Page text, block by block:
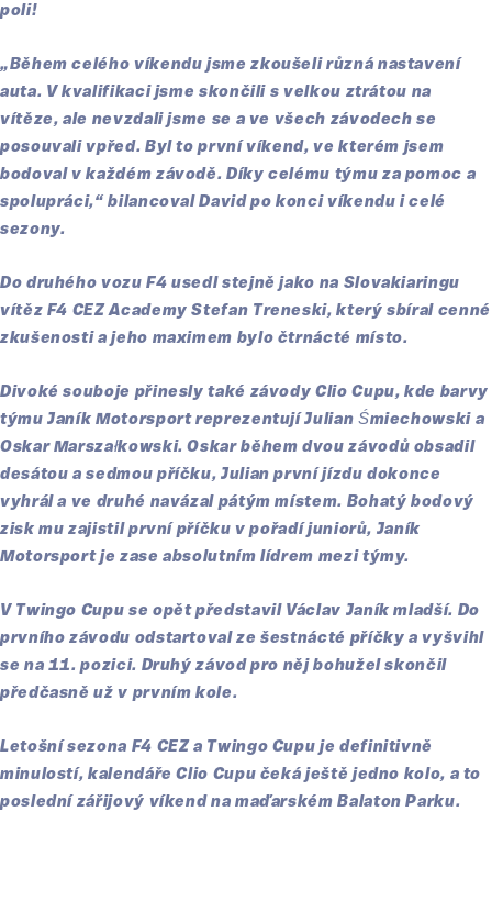
poli!
„Během celého víkendu jsme zkoušeli různá nastavení
auta. V kvalifikaci jsme skončili s velkou ztrátou na
vítěze, ale nevzdali jsme se a ve všech závodech se
posouvali vpřed. Byl to první víkend, ve kterém jsem
bodoval v každém závodě. Díky celému týmu za pomoc a
spolupráci,“ bilancoval David po konci víkendu i celé
sezony.
Do druhého vozu F4 usedl stejně jako na Slovakiaringu
vítěz F4 CEZ Academy Stefan Treneski, který sbíral cenné
zkušenosti a jeho maximem bylo čtrnácté místo.
Divoké souboje přinesly také závody Clio Cupu, kde barvy
týmu Janík Motorsport reprezentují Julian Śmiechowski a
Oskar Marszałkowski. Oskar během dvou závodů obsadil
desátou a sedmou příčku, Julian první jízdu dokonce
vyhrál a ve druhé navázal pátým místem. Bohatý bodový
zisk mu zajistil první příčku v pořadí juniorů, Janík
Motorsport je zase absolutním lídrem mezi týmy.
V Twingo Cupu se opět představil Václav Janík mladší. Do
prvního závodu odstartoval ze šestnácté příčky a vyšvihl
se na 11. pozici. Druhý závod pro něj bohužel skončil
předčasně už v prvním kole.
Letošní sezona F4 CEZ a Twingo Cupu je definitivně
minulostí, kalendáře Clio Cupu čeká ještě jedno kolo, a to
poslední zářijový víkend na maďarském Balaton Parku.